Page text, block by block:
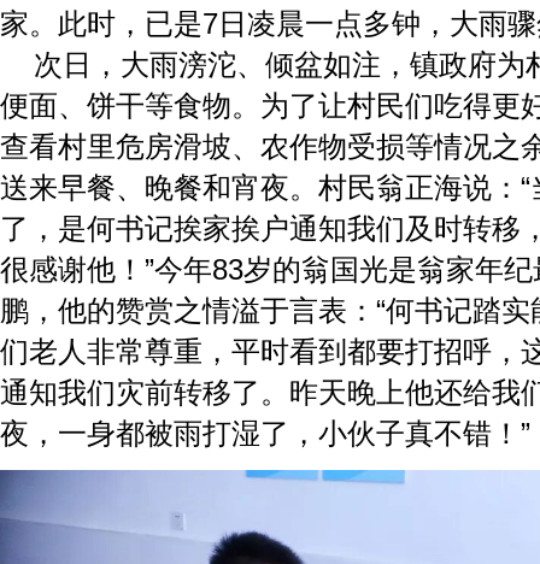
家。此时，已是7日凌晨一点多钟，大雨
次日，大雨滂沱、倾盆如注，镇政府为
便面、饼干等食物。为了让村民们吃得更
查看村里危房滑坡、农作物受损等情况之
送来早餐、晚餐和宵夜。村民翁正海说：
了，是何书记挨家挨户通知我们及时转移
很感谢他！”今年83岁的翁国光是翁家年
鹏，他的赞赏之情溢于言表：“何书记踏
们老人非常尊重，平时看到都要打招呼，
通知我们灾前转移了。昨天晚上他还给我
夜，一身都被雨打湿了，小伙子真不错！”